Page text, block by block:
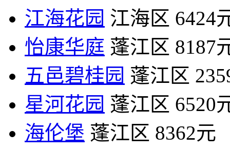
江海花园 江海区 6424
怡康华庭 蓬江区 8187
五邑碧桂园 蓬江区
星河花园 蓬江区 6520
海伦堡 蓬江区 8362元